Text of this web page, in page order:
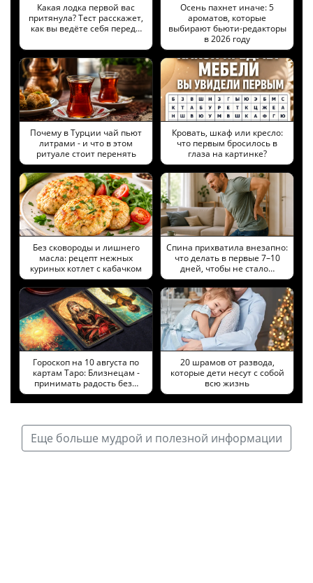
Какая лодка первой вас
притянула? Тест расскажет,
как вы ведёте себя перед…
Осень пахнет иначе: 5
ароматов, которые
выбирают бьюти-редакторы
в 2026 году
Почему в Турции чай пьют
литрами - и что в этом
ритуале стоит перенять
Кровать, шкаф или кресло:
что первым бросилось в
глаза на картинке?
Без сковороды и лишнего
масла: рецепт нежных
куриных котлет с кабачком
Спина прихватила внезапно:
что делать в первые 7–10
дней, чтобы не стало…
Гороскоп на 10 августа по
картам Таро: Близнецам -
принимать радость без…
20 шрамов от развода,
которые дети несут с собой
всю жизнь
Еще больше мудрой и полезной информации